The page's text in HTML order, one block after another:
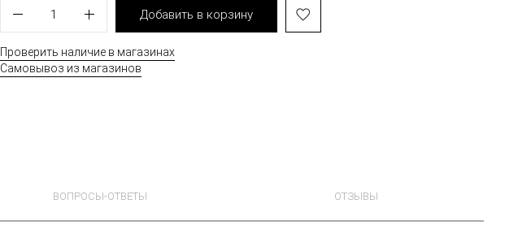
1 Добавить в корзину
Проверить наличие в магазинах
Самовывоз из магазинов
ВОПРОСЫ-ОТВЕТЫ ОТЗЫВЫ